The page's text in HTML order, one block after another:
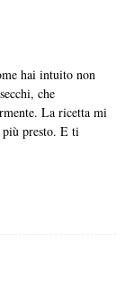
hai intuito non
che
La ricetta mi
più presto. E ti